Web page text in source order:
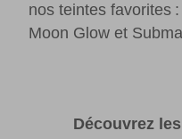
nos teintes favorites
Moon Glow et
Découvrez